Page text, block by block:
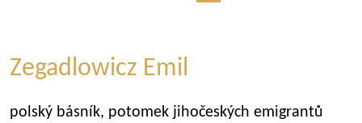
Zegadlowicz Emil
polský básník, potomek jihočeských emigrantů